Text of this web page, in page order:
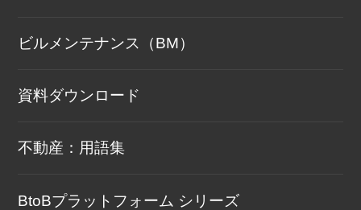
ビルメンテナンス（BM）
資料ダウンロード
不動産：用語集
BtoBプラットフォーム シリーズ